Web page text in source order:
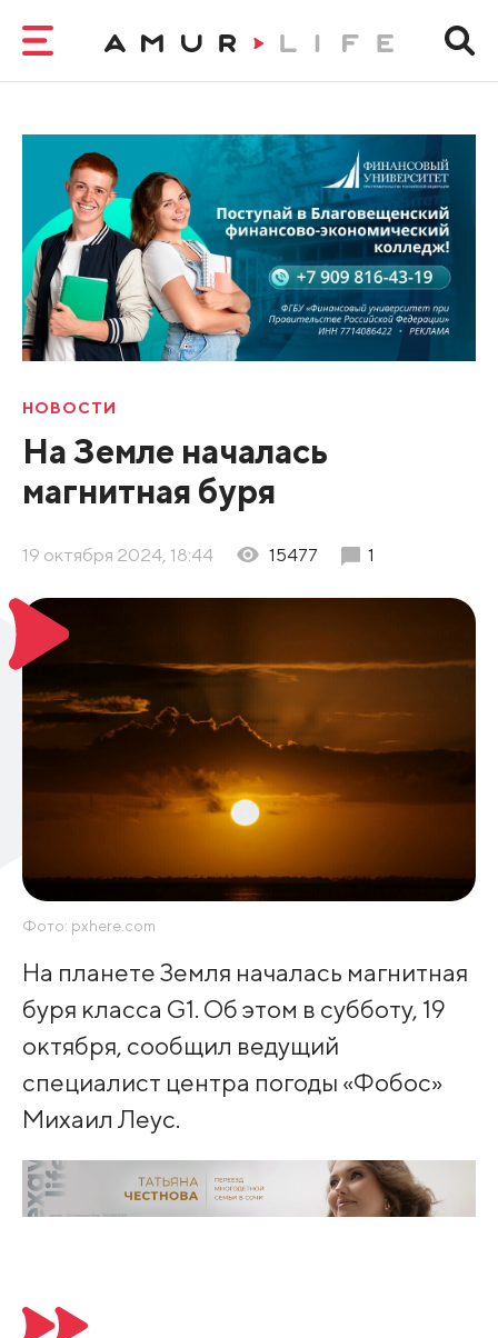
НОВОСТИ
На Земле началась
магнитная буря
19 октября 2024, 18:44 15477 1
Фото: pxhere.com
На планете Земля началась магнитная
буря класса G1. Об этом в субботу, 19
октября, сообщил ведущий
специалист центра погоды «Фобос»
Михаил Леус.